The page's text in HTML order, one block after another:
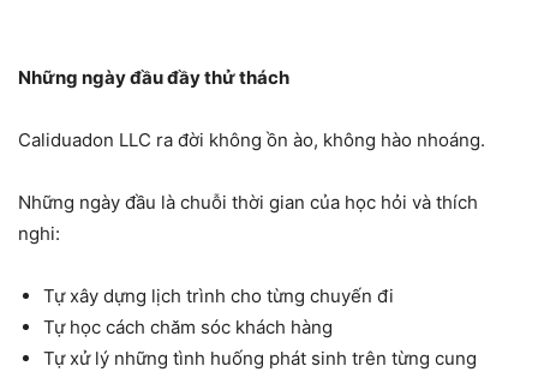
Những ngày đầu đầy thử thách
Caliduadon LLC ra đời không ồn ào, không hào nhoáng.
Những ngày đầu là chuỗi thời gian của học hỏi và thích
nghi:
Tự xây dựng lịch trình cho từng chuyến đi
Tự học cách chăm sóc khách hàng
Tự xử lý những tình huống phát sinh trên từng cung